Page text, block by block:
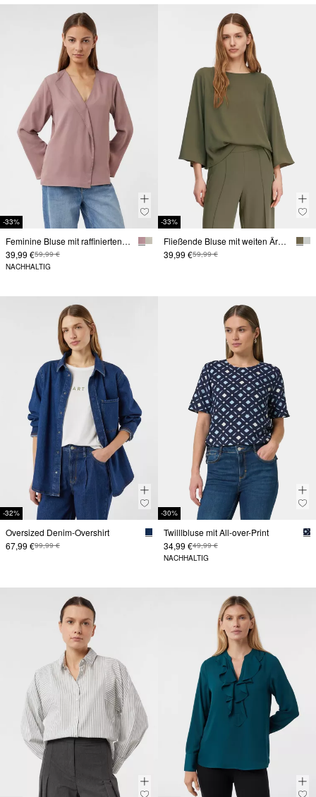
-33%
Feminine Bluse mit raffinierten Details
39,99 €59,99 €
NACHHALTIG
-33%
Fließende Bluse mit weiten Ärmeln
39,99 €59,99 €
-32%
Oversized Denim-Overshirt
67,99 €99,99 €
-30%
Twilllbluse mit All-over-Print
34,99 €49,99 €
NACHHALTIG